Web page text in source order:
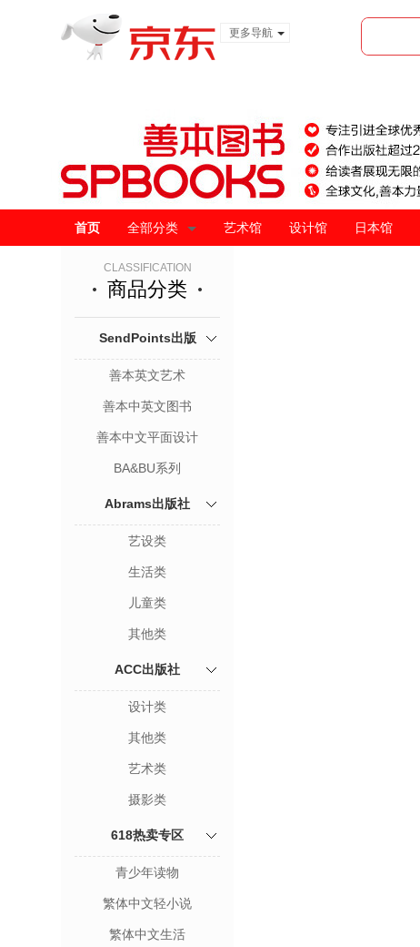
更多导航
首页 全部分类 艺术馆 设计馆 日本馆
CLASSIFICATION
商品分类
SendPoints出版
善本英文艺术
善本中英文图书
善本中文平面设计
BA&BU系列
Abrams出版社
艺设类
生活类
儿童类
其他类
ACC出版社
设计类
其他类
艺术类
摄影类
618热卖专区
青少年读物
繁体中文轻小说
繁体中文生活